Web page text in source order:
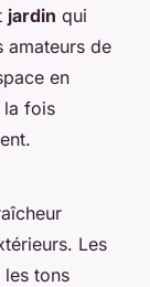
jardin qui
amateurs de
en
la fois
Les
tons